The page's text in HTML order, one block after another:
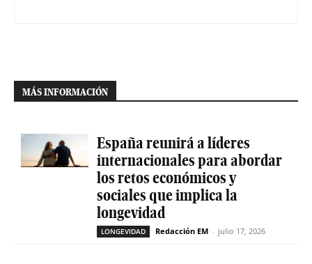
MÁS INFORMACIÓN
España reunirá a líderes
internacionales para abordar
los retos económicos y
sociales que implica la
longevidad
LONGEVIDAD Redacción EM - julio 17, 2026